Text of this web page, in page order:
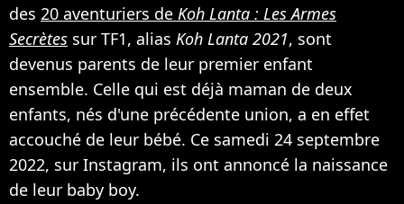
des 20 aventuriers de Koh Lanta : Les Armes
Secrètes sur TF1, alias Koh Lanta 2021, sont
devenus parents de leur premier enfant
ensemble. Celle qui est déjà maman de deux
enfants, nés d'une précédente union, a en effet
accouché de leur bébé. Ce samedi 24 septembre
2022, sur Instagram, ils ont annoncé la naissance
de leur baby boy.